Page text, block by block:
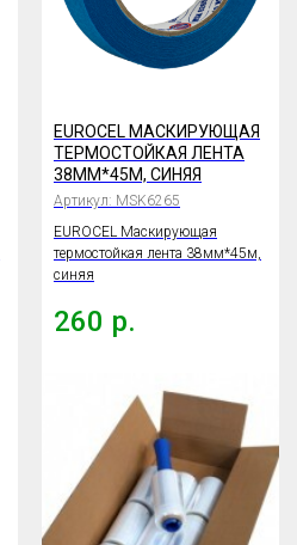
EUROCEL МАСКИРУЮЩАЯ
ТЕРМОСТОЙКАЯ ЛЕНТА
38ММ*45М, СИНЯЯ
Артикул: MSK6265
EUROCEL Маскирующая
термостойкая лента 38мм*45м,
синяя
260 р.